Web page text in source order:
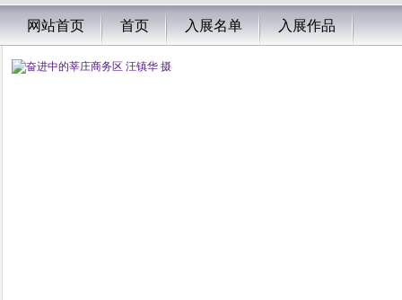
网站首页 首页 入展名单 入展作品